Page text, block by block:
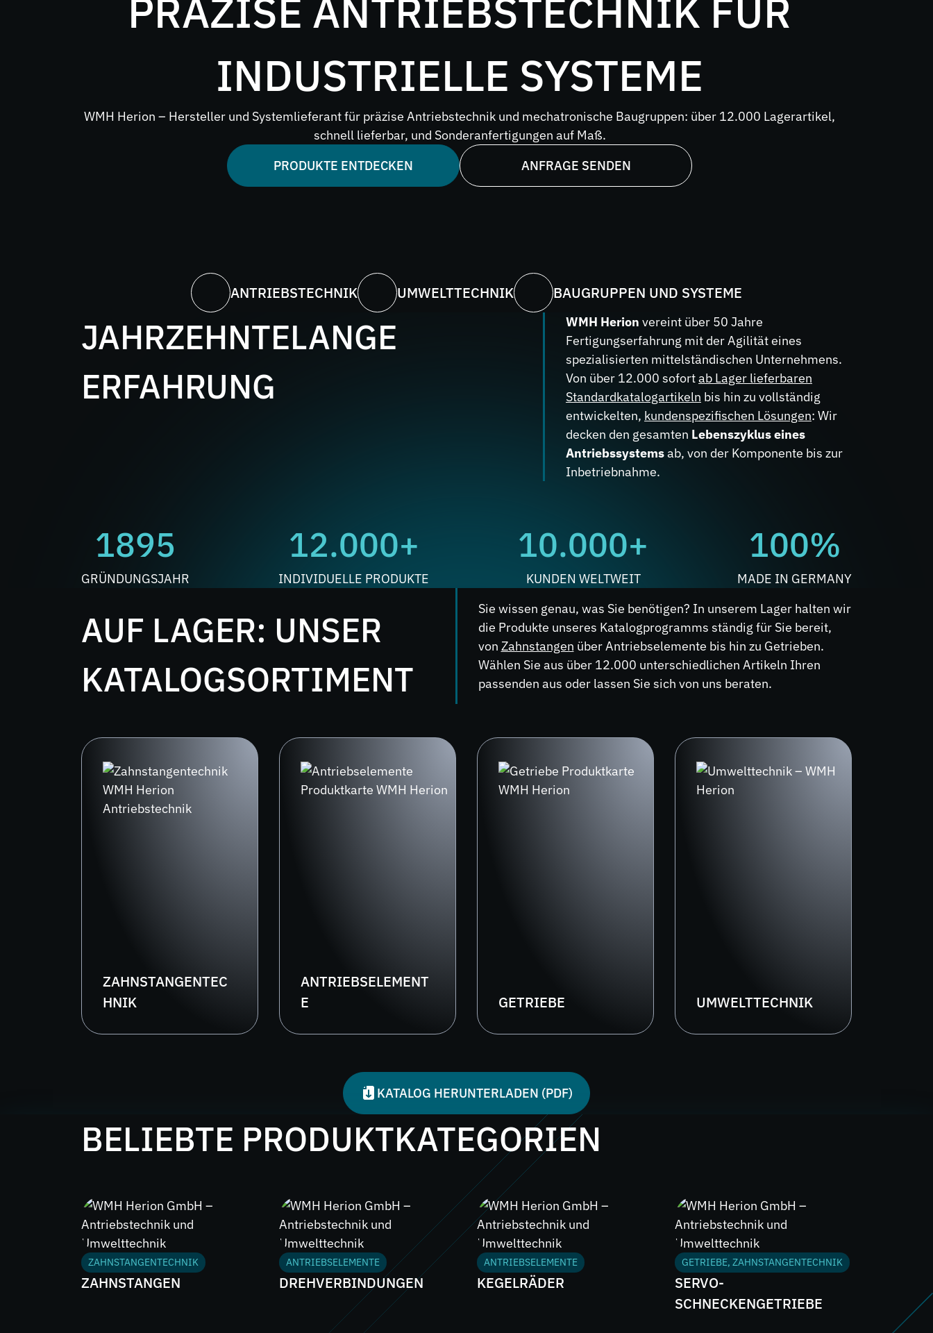
Zerkleinerer
PRÄZISE ANTRIEBSTECHNIK FÜR
INDUSTRIELLE SYSTEME
WMH Herion – Hersteller und Systemlieferant für präzise Antriebstechnik und mechatronische Baugruppen: über 12.000 Lagerartikel,
schnell lieferbar, und Sonderanfertigungen auf Maß.
PRODUKTE ENTDECKEN
ANFRAGE SENDEN
ANTRIEBS­TECHNIK UMWELTTECHNIK BAUGRUPPEN UND SYSTEME
JAHRZEHNTELANGE
ERFAHRUNG
WMH Herion vereint über 50 Jahre
Fertigungserfahrung mit der Agilität eines
spezialisierten mittelständischen Unternehmens.
Von über 12.000 sofortab Lager lieferbaren
Standardkatalogartikeln bis hin zu vollständig
entwickelten, kundenspezifischen Lösungen: Wir
decken den gesamten Lebenszyklus eines
Antriebssystemsab, von der Komponente bis zur
Inbetriebnahme.
1895
GRÜNDUNGSJAHR
12.000+
INDIVIDUELLE PRODUKTE
10.000+
KUNDEN WELTWEIT
100%
MADE IN GERMANY
AUF LAGER: UNSER
KATALOGSORTIMENT
Sie wissen genau, was Sie benötigen? In unserem Lager halten wir
die Produkte unseres Katalogprogramms ständig für Sie bereit,
von Zahnstangen über Antriebselemente bis hin zu Getrieben.
Wählen Sie aus über 12.000 unterschiedlichen Artikeln Ihren
passenden aus oder lassen Sie sich von uns beraten.
ZAHNSTANGENTEC
HNIK
ANTRIEBSELEMENT
E
GETRIEBE UMWELTTECHNIK
KATALOG HERUNTERLADEN (PDF)
BELIEBTE PRODUKTKATEGORIEN
ZAHNSTANGENTECHNIK
ZAHNSTANGEN
ANTRIEBSELEMENTE
DREHVERBINDUNGEN
ANTRIEBSELEMENTE
KEGELRÄDER
GETRIEBE, ZAHNSTANGENTECHNIK
SERVO-
SCHNECKENGETRIEBE